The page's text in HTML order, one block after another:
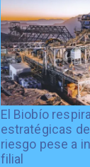
El Biobío
estratégicas
riesgo pese a
filial